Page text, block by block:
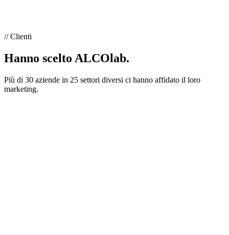
// Clienti
Hanno scelto ALCOlab.
Più di 30 aziende in 25 settori diversi ci hanno affidato il loro
marketing.